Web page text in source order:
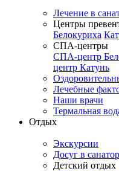
Лечение в
Центры
Белокуриха
СПА-центры
СПА-центр
центр Катунь
Лечебные
Наши врачи
Термальная
Отдых
Экскурсии
Досуг в
Детский отдых